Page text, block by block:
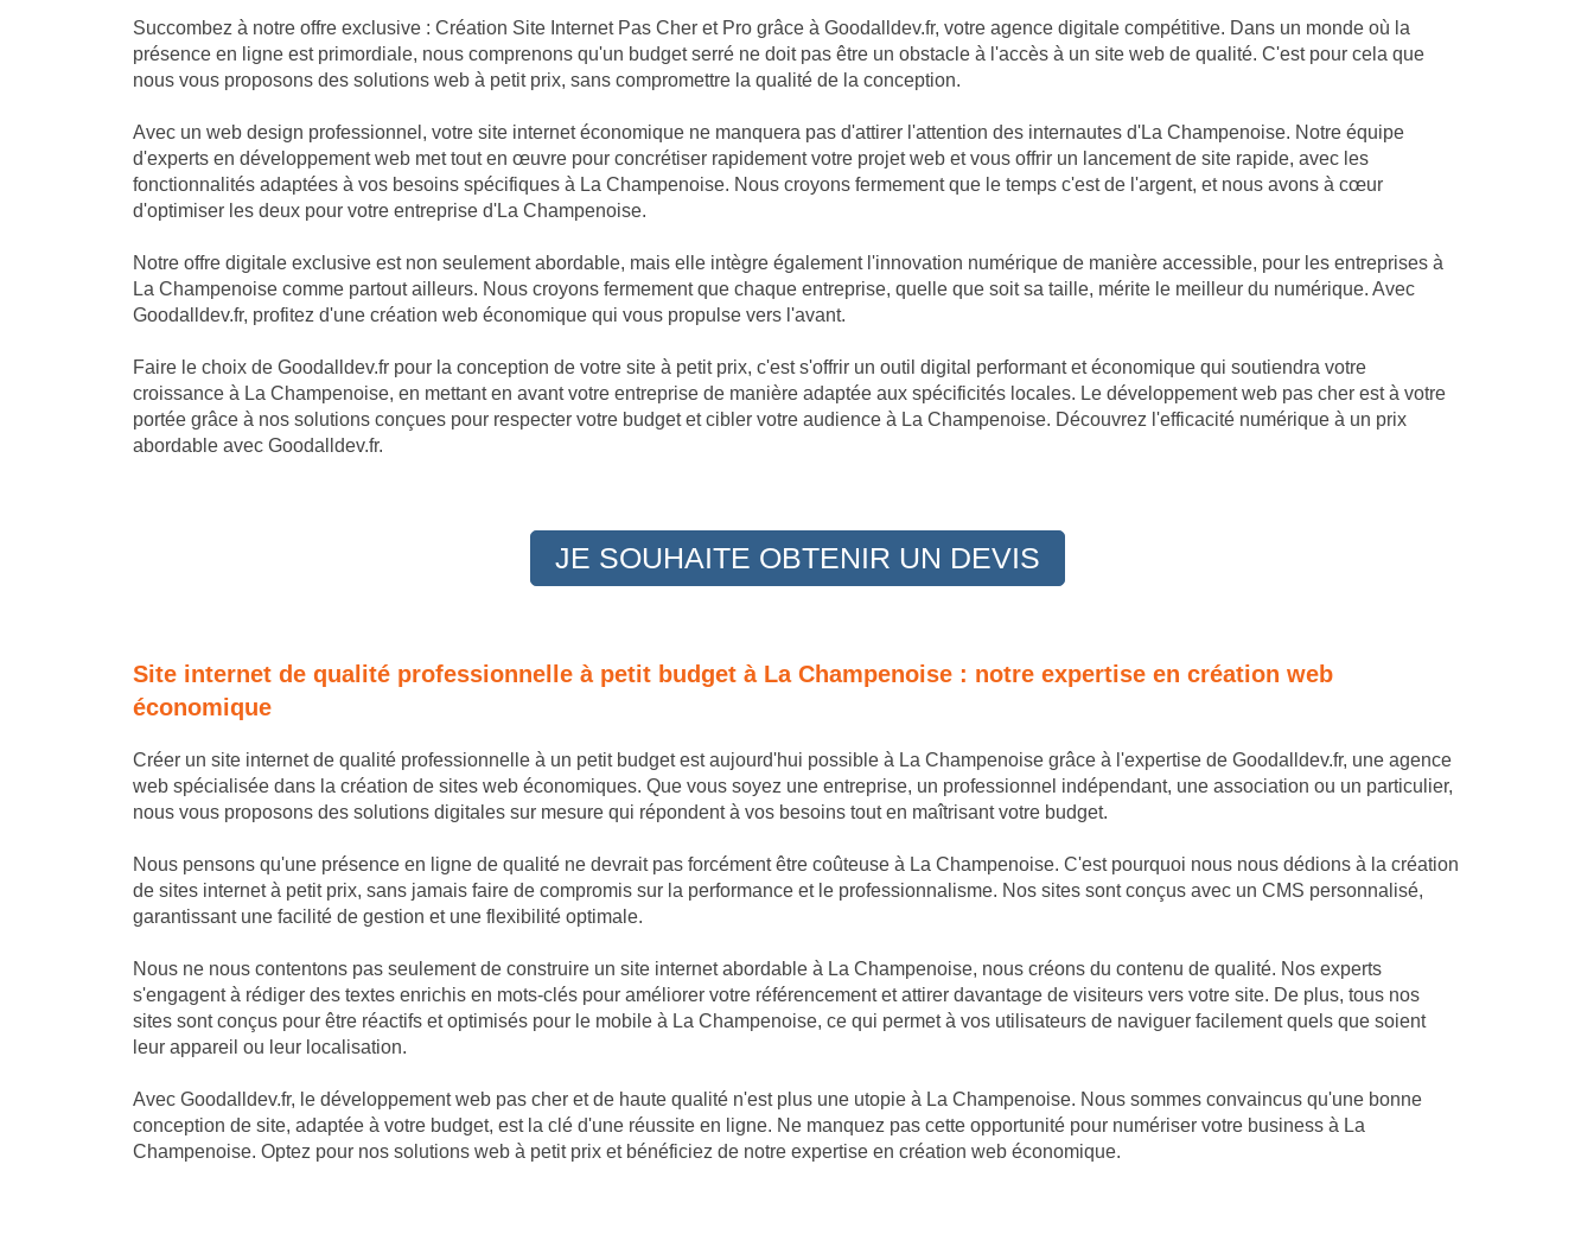
Succombez à notre offre exclusive : Création Site Internet Pas Cher et Pro grâce à Goodalldev.fr, votre agence digitale compétitive. Dans un monde où la
présence en ligne est primordiale, nous comprenons qu'un budget serré ne doit pas être un obstacle à l'accès à un site web de qualité. C'est pour cela que
nous vous proposons des solutions web à petit prix, sans compromettre la qualité de la conception.
Avec un web design professionnel, votre site internet économique ne manquera pas d'attirer l'attention des internautes d'La Champenoise. Notre équipe
d'experts en développement web met tout en œuvre pour concrétiser rapidement votre projet web et vous offrir un lancement de site rapide, avec les
fonctionnalités adaptées à vos besoins spécifiques à La Champenoise. Nous croyons fermement que le temps c'est de l'argent, et nous avons à cœur
d'optimiser les deux pour votre entreprise d'La Champenoise.
Notre offre digitale exclusive est non seulement abordable, mais elle intègre également l'innovation numérique de manière accessible, pour les entreprises à
La Champenoise comme partout ailleurs. Nous croyons fermement que chaque entreprise, quelle que soit sa taille, mérite le meilleur du numérique. Avec
Goodalldev.fr, profitez d'une création web économique qui vous propulse vers l'avant.
Faire le choix de Goodalldev.fr pour la conception de votre site à petit prix, c'est s'offrir un outil digital performant et économique qui soutiendra votre
croissance à La Champenoise, en mettant en avant votre entreprise de manière adaptée aux spécificités locales. Le développement web pas cher est à votre
portée grâce à nos solutions conçues pour respecter votre budget et cibler votre audience à La Champenoise. Découvrez l'efficacité numérique à un prix
abordable avec Goodalldev.fr.
JE SOUHAITE OBTENIR UN DEVIS
Site internet de qualité professionnelle à petit budget à La Champenoise : notre expertise en création web
économique
Créer un site internet de qualité professionnelle à un petit budget est aujourd'hui possible à La Champenoise grâce à l'expertise de Goodalldev.fr, une agence
web spécialisée dans la création de sites web économiques. Que vous soyez une entreprise, un professionnel indépendant, une association ou un particulier,
nous vous proposons des solutions digitales sur mesure qui répondent à vos besoins tout en maîtrisant votre budget.
Nous pensons qu'une présence en ligne de qualité ne devrait pas forcément être coûteuse à La Champenoise. C'est pourquoi nous nous dédions à la création
de sites internet à petit prix, sans jamais faire de compromis sur la performance et le professionnalisme. Nos sites sont conçus avec un CMS personnalisé,
garantissant une facilité de gestion et une flexibilité optimale.
Nous ne nous contentons pas seulement de construire un site internet abordable à La Champenoise, nous créons du contenu de qualité. Nos experts
s'engagent à rédiger des textes enrichis en mots-clés pour améliorer votre référencement et attirer davantage de visiteurs vers votre site. De plus, tous nos
sites sont conçus pour être réactifs et optimisés pour le mobile à La Champenoise, ce qui permet à vos utilisateurs de naviguer facilement quels que soient
leur appareil ou leur localisation.
Avec Goodalldev.fr, le développement web pas cher et de haute qualité n'est plus une utopie à La Champenoise. Nous sommes convaincus qu'une bonne
conception de site, adaptée à votre budget, est la clé d'une réussite en ligne. Ne manquez pas cette opportunité pour numériser votre business à La
Champenoise. Optez pour nos solutions web à petit prix et bénéficiez de notre expertise en création web économique.